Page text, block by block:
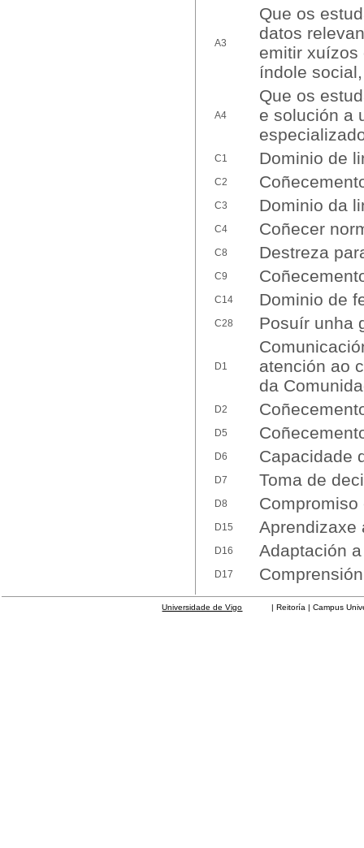
A3
Que os
datos
emitir xuízos
índole
A4
Que os
e solución a
C1 Dominio de
C2
C3 Dominio da
C4 Coñecer
C8 Destreza
C9
C14 Dominio de
C28 Posuír unha
D1
atención ao
da
D2
D5
D6 Capacidade
D7 Toma de
D8
D15 Aprendizaxe
D16 Adaptación
D17
Universidade de Vigo | Reitoría | Campus